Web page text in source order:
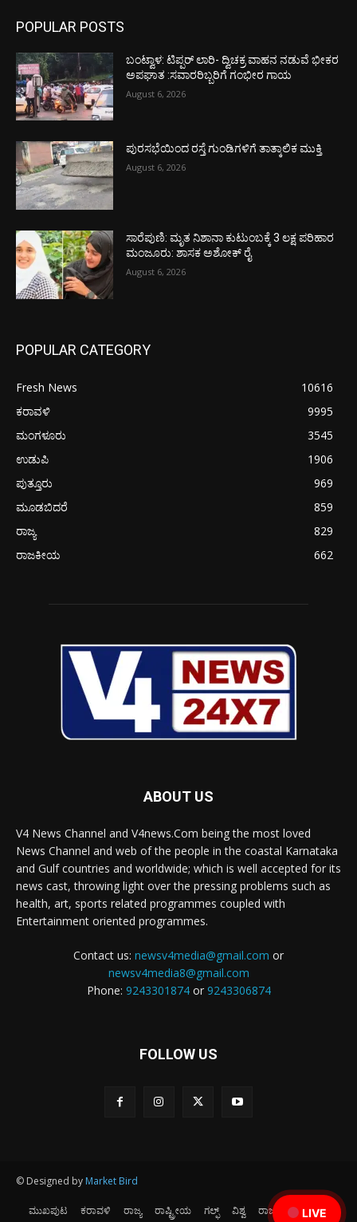
LIVE
POPULAR POSTS
ಬಂಟ್ವಾಳ: ಟಿಪ್ಪರ್ ಲಾರಿ- ದ್ವಿಚಕ್ರ ವಾಹನ ನಡುವೆ ಭೀಕರ
ಅಪಘಾತ :ಸವಾರರಿಬ್ಬರಿಗೆ ಗಂಭೀರ ಗಾಯ
August 6, 2026
ಪುರಸಭೆಯಿಂದ ರಸ್ತೆ ಗುಂಡಿಗಳಿಗೆ ತಾತ್ಕಾಲಿಕ ಮುಕ್ತಿ
August 6, 2026
ಸಾರೆಪುಣಿ: ಮೃತ ನಿಶಾನಾ ಕುಟುಂಬಕ್ಕೆ 3 ಲಕ್ಷ ಪರಿಹಾರ
ಮಂಜೂರು: ಶಾಸಕ ಅಶೋಕ್ ರೈ
August 6, 2026
POPULAR CATEGORY
Fresh News
10616
ಕರಾವಳಿ
9995
ಮಂಗಳೂರು
3545
ಉಡುಪಿ
1906
ಪುತ್ತೂರು
969
ಮೂಡಬಿದರೆ
859
ರಾಜ್ಯ
829
ರಾಜಕೀಯ
662
ABOUT US
V4 News Channel and V4news.Com being the most loved
News Channel and web of the people in the coastal Karnataka
and Gulf countries and worldwide; which is well accepted for its
news cast, throwing light over the pressing problems such as
health, art, sports related programmes coupled with
Entertainment oriented programmes.
Contact us: newsv4media@gmail.com or
newsv4media8@gmail.com
Phone: 9243301874or 9243306874
FOLLOW US
© Designed by Market Bird
ಮುಖಪುಟ ಕರಾವಳಿ ರಾಜ್ಯ ರಾಷ್ಟ್ರೀಯ ಗಲ್ಫ್ ವಿಶ್ವ ರಾಜಕೀಯ
ಕ್ರೀಡೆ